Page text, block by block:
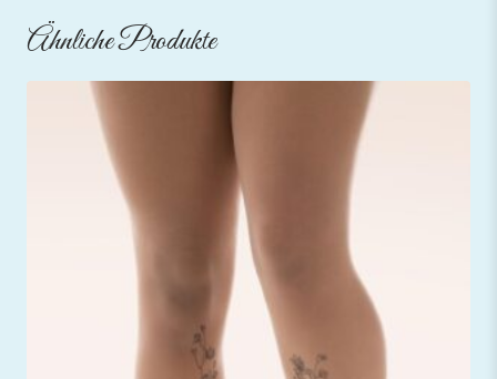
Ähnliche Produkte